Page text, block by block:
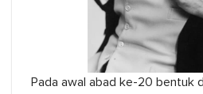
Pada awal abad ke-20 bentuk